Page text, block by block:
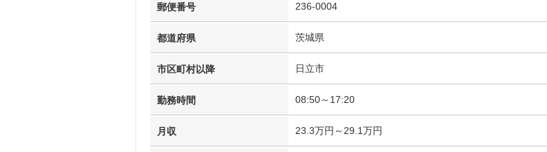
郵便番号 236-0004
都道府県 茨城県
市区町村以降 日立市
勤務時間 08:50～17:20
月収 23.3万円～29.1万円